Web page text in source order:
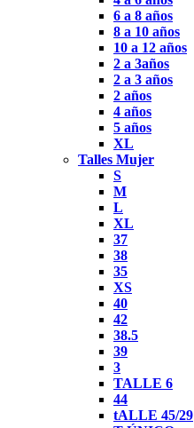
6 a 8 años
8 a 10 años
10 a 12 años
2 a 3años
2 a 3 años
2 años
4 años
5 años
XL
Talles Mujer
S
M
L
XL
37
38
35
XS
40
42
38.5
39
3
TALLE 6
44
tALLE 45/29